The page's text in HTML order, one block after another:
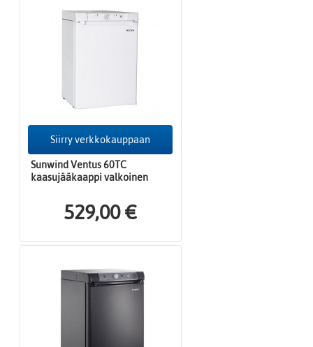
Siirry verkkokauppaan
Sunwind Ventus 60TC
kaasujääkaappi valkoinen
529,00 €